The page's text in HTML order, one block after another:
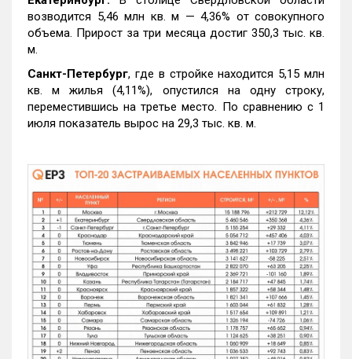
возводится 5,46 млн кв. м — 4,36% от совокупного
объема. Прирост за три месяца достиг 350,3 тыс. кв.
м.
Санкт-Петербург, где в стройке находится 5,15 млн
кв. м жилья (4,11%), опустился на одну строку,
переместившись на третье место. По сравнению с 1
июля показатель вырос на 29,3 тыс. кв. м.